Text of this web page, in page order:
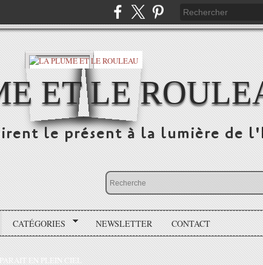
ET LE
le présent à la lumière de
CATÉGORIES NEWSLETTER CONTACT